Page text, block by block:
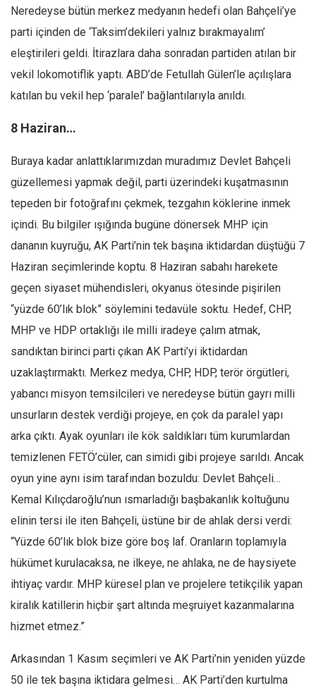
Neredeyse bütün merkez medyanın hedefi olan Bahçeli’ye
parti içinden de ‘Taksim’dekileri yalnız bırakmayalım’
eleştirileri geldi. İtirazlara daha sonradan partiden atılan bir
vekil lokomotiflik yaptı. ABD’de Fetullah Gülen’le açılışlara
katılan bu vekil hep ‘paralel’ bağlantılarıyla anıldı.
8 Haziran…
Buraya kadar anlattıklarımızdan muradımız Devlet Bahçeli
güzellemesi yapmak değil, parti üzerindeki kuşatmasının
tepeden bir fotoğrafını çekmek, tezgahın köklerine inmek
içindi. Bu bilgiler ışığında bugüne dönersek MHP için
dananın kuyruğu, AK Parti’nin tek başına iktidardan düştüğü 7
Haziran seçimlerinde koptu. 8 Haziran sabahı harekete
geçen siyaset mühendisleri, okyanus ötesinde pişirilen
“yüzde 60’lık blok” söylemini tedavüle soktu. Hedef, CHP,
MHP ve HDP ortaklığı ile milli iradeye çalım atmak,
sandıktan birinci parti çıkan AK Parti’yi iktidardan
uzaklaştırmaktı. Merkez medya, CHP, HDP, terör örgütleri,
yabancı misyon temsilcileri ve neredeyse bütün gayrı milli
unsurların destek verdiği projeye, en çok da paralel yapı
arka çıktı. Ayak oyunları ile kök saldıkları tüm kurumlardan
temizlenen FETÖ’cüler, can simidi gibi projeye sarıldı. Ancak
oyun yine aynı isim tarafından bozuldu: Devlet Bahçeli…
Kemal Kılıçdaroğlu’nun ısmarladığı başbakanlık koltuğunu
elinin tersi ile iten Bahçeli, üstüne bir de ahlak dersi verdi:
“Yüzde 60’lık blok bize göre boş laf. Oranların toplamıyla
hükümet kurulacaksa, ne ilkeye, ne ahlaka, ne de haysiyete
ihtiyaç vardır. MHP küresel plan ve projelere tetikçilik yapan
kiralık katillerin hiçbir şart altında meşruiyet kazanmalarına
hizmet etmez.”
Arkasından 1 Kasım seçimleri ve AK Parti’nin yeniden yüzde
50 ile tek başına iktidara gelmesi… AK Parti’den kurtulma